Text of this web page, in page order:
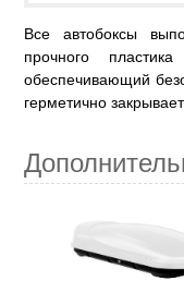
Все автобоксы
прочного
обеспечивающий
герметично